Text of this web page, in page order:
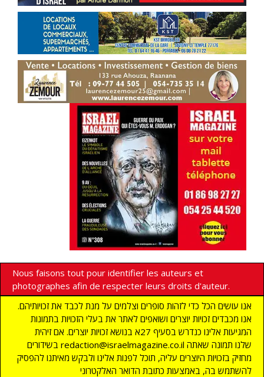
Nous faisons tout pour identifier les auteurs et
photographes afin de respecter leurs droits d'auteur.
אנו עושים הכל כדי לזהות סופרים וצלמים על מנת לכבד את זכויותיהם.
אנו מכבדים זכויות יוצרים ושואפים לאתר את בעלי הזכויות בתמונות
המגיעות אלינו כנדרש בסעיף 27א בנושא זכויות יוצרים. אם זיהית
בשידורים redaction@israelmagazine.co.il שלנו תמונה שאתה
מחזיק בזכויות היוצרים עליה, תוכל לפנות אלינו ולבקש מאיתנו להפסיק
להשתמש בה, באמצעות כתובת הדואר האלקטרוני